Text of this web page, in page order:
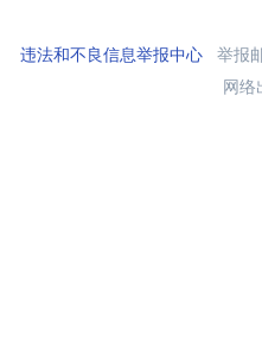
违法和不良信息举报中心举报
网